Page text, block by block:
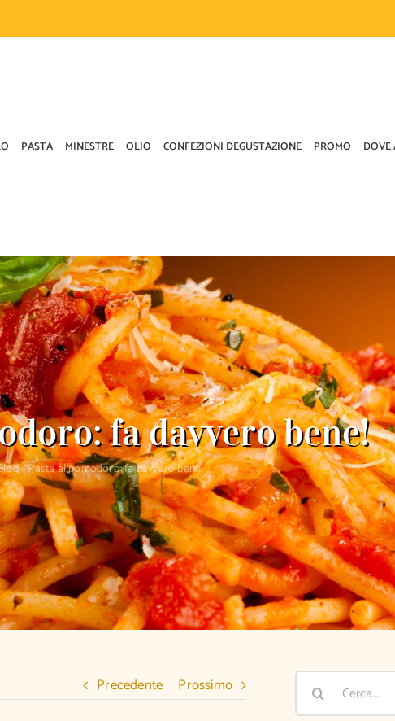
PASTA MINESTRE OLIO CONFEZIONI DEGUSTAZIONE PROMO DOVE
fa davvero bene!
»Pasta al pomodoro: fa davvero bene!
Precedente Prossimo
Cerca